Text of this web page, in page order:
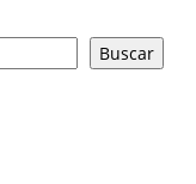
Buscar